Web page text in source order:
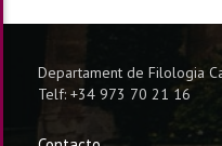
Departament de Filologia
Telf: +34 973 70 21 16